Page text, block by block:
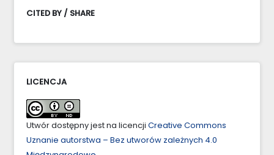
CITED BY / SHARE
LICENCJA
Utwór dostępny jest na licencji Creative Commons
Uznanie autorstwa – Bez utworów zależnych 4.0